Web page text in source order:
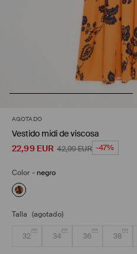
AGOTADO
Vestido midi de viscosa
22,99 EUR 42,99EUR -47%
Color - negro
Talla (agotado)
32 34 36 38